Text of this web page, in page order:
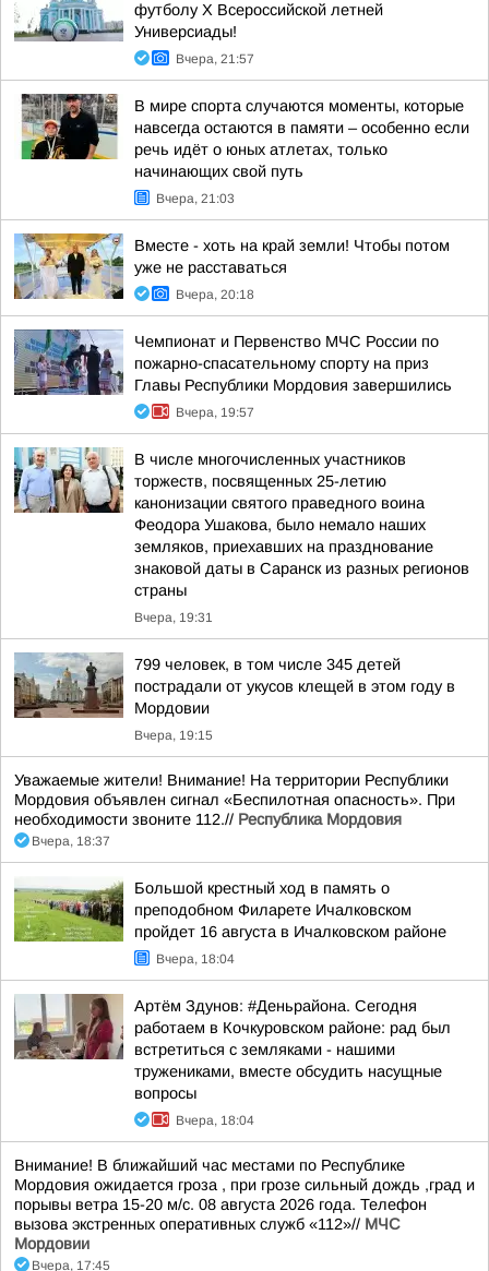
футболу X Всероссийской летней
Универсиады!
Вчера, 21:57
В мире спорта случаются моменты, которые
навсегда остаются в памяти – особенно если
речь идёт о юных атлетах, только
начинающих свой путь
Вчера, 21:03
Вместе - хоть на край земли! Чтобы потом
уже не расставаться
Вчера, 20:18
Чемпионат и Первенство МЧС России по
пожарно-спасательному спорту на приз
Главы Республики Мордовия завершились
Вчера, 19:57
В числе многочисленных участников
торжеств, посвященных 25-летию
канонизации святого праведного воина
Феодора Ушакова, было немало наших
земляков, приехавших на празднование
знаковой даты в Саранск из разных регионов
страны
Вчера, 19:31
799 человек, в том числе 345 детей
пострадали от укусов клещей в этом году в
Мордовии
Вчера, 19:15
Уважаемые жители! Внимание! На территории Республики
Мордовия объявлен сигнал «Беспилотная опасность». При
необходимости звоните 112.// Республика Мордовия
Вчера, 18:37
Большой крестный ход в память о
преподобном Филарете Ичалковском
пройдет 16 августа в Ичалковском районе
Вчера, 18:04
Артём Здунов: #Деньрайона. Сегодня
работаем в Кочкуровском районе: рад был
встретиться с земляками - нашими
тружениками, вместе обсудить насущные
вопросы
Вчера, 18:04
Внимание! В ближайший час местами по Республике
Мордовия ожидается гроза , при грозе сильный дождь ,град и
порывы ветра 15-20 м/с. 08 августа 2026 года. Телефон
вызова экстренных оперативных служб «112»// МЧС
Мордовии
Вчера, 17:45